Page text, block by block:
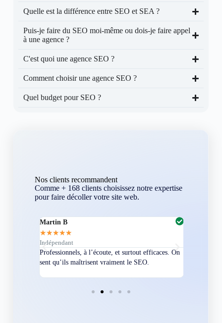
Quelle est la différence entre SEO et SEA ?
Puis-je faire du SEO moi-même ou dois-je faire appel
à une agence ?
C'est quoi une agence SEO ?
Comment choisir une agence SEO ?
Quel budget pour SEO ?
Nos clients recommandent
Comme + 168 clients choisissez notre expertise
pour faire décoller votre site web.
Martin B
★★★★★
Indépendant
Professionnels, à l’écoute, et surtout efficaces. On
sent qu’ils maîtrisent vraiment le SEO.